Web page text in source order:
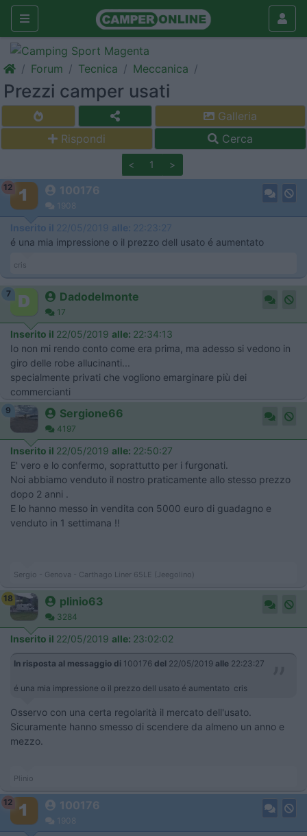
Forum Tecnica Meccanica
Prezzi camper usati
Galleria
Rispondi
Cerca
< 1 >
12 100176
1908
Inserito il 22/05/2019 alle: 22:23:27
é una mia impressione o il prezzo dell usato é aumentato
cris
7 Dadodelmonte
17
Inserito il 22/05/2019 alle: 22:34:13
Io non mi rendo conto come era prima, ma adesso si vedono in
giro delle robe allucinanti...
specialmente privati che vogliono emarginare più dei
commercianti
9 Sergione66
4197
Inserito il 22/05/2019 alle: 22:50:27
E' vero e lo confermo, soprattutto per i furgonati.
Noi abbiamo venduto il nostro praticamente allo stesso prezzo
dopo 2 anni .
E lo hanno messo in vendita con 5000 euro di guadagno e
venduto in 1 settimana !!
Sergio - Genova - Carthago Liner 65LE (Jeegolino)
18 plinio63
3284
Inserito il 22/05/2019 alle: 23:02:02
In risposta al messaggio di 100176 del 22/05/2019 alle 22:23:27
é una mia impressione o il prezzo dell usato é aumentato cris
Osservo con una certa regolarità il mercato dell'usato.
Sicuramente hanno smesso di scendere da almeno un anno e
mezzo.
Plinio
12 100176
1908